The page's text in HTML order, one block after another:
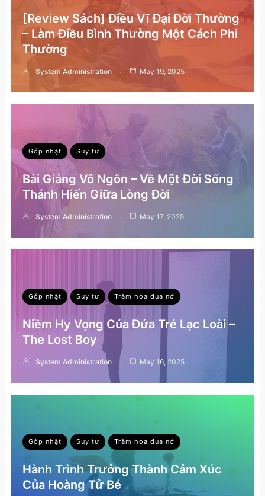
[Review Sách] Điều Vĩ Đại Đời Thường
– Làm Điều Bình Thường Một Cách Phi
Thường
System Administration May 19, 2025
Góp nhặt Suy tư
Bài Giảng Vô Ngôn – Về Một Đời Sống
Thánh Hiến Giữa Lòng Đời
System Administration May 17, 2025
Góp nhặt Suy tư Trăm hoa đua nở
Niềm Hy Vọng Của Đứa Trẻ Lạc Loài –
The Lost Boy
System Administration May 16, 2025
Góp nhặt Suy tư Trăm hoa đua nở
Hành Trình Trưởng Thành Cảm Xúc
Của Hoàng Tử Bé